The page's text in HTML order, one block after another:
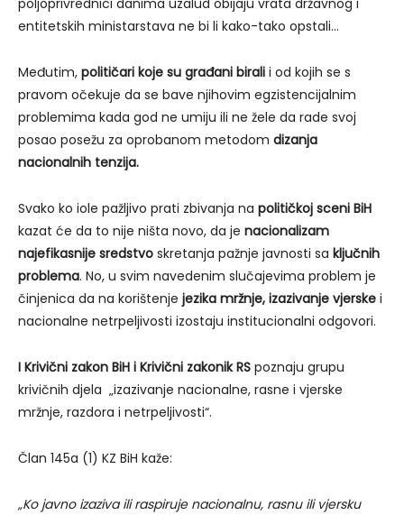
poljoprivrednici danima uzalud obijaju vrata državnog i
entitetskih ministarstava ne bi li kako-tako opstali…
Međutim, političari koje su građani birali i od kojih se s
pravom očekuje da se bave njihovim egzistencijalnim
problemima kada god ne umiju ili ne žele da rade svoj
posao posežu za oprobanom metodom dizanja
nacionalnih tenzija.
Svako ko iole pažljivo prati zbivanja na političkoj sceni BiH
kazat će da to nije ništa novo, da je nacionalizam
najefikasnije sredstvo skretanja pažnje javnosti sa ključnih
problema. No, u svim navedenim slučajevima problem je
činjenica da na korištenje jezika mržnje, izazivanje vjerske i
nacionalne netrpeljivosti izostaju institucionalni odgovori.
I Krivični zakon BiH i Krivični zakonik RS poznaju grupu
krivičnih djela „izazivanje nacionalne, rasne i vjerske
mržnje, razdora i netrpeljivosti“.
Član 145a (1) KZ BiH kaže:
„Ko javno izaziva ili raspiruje nacionalnu, rasnu ili vjersku